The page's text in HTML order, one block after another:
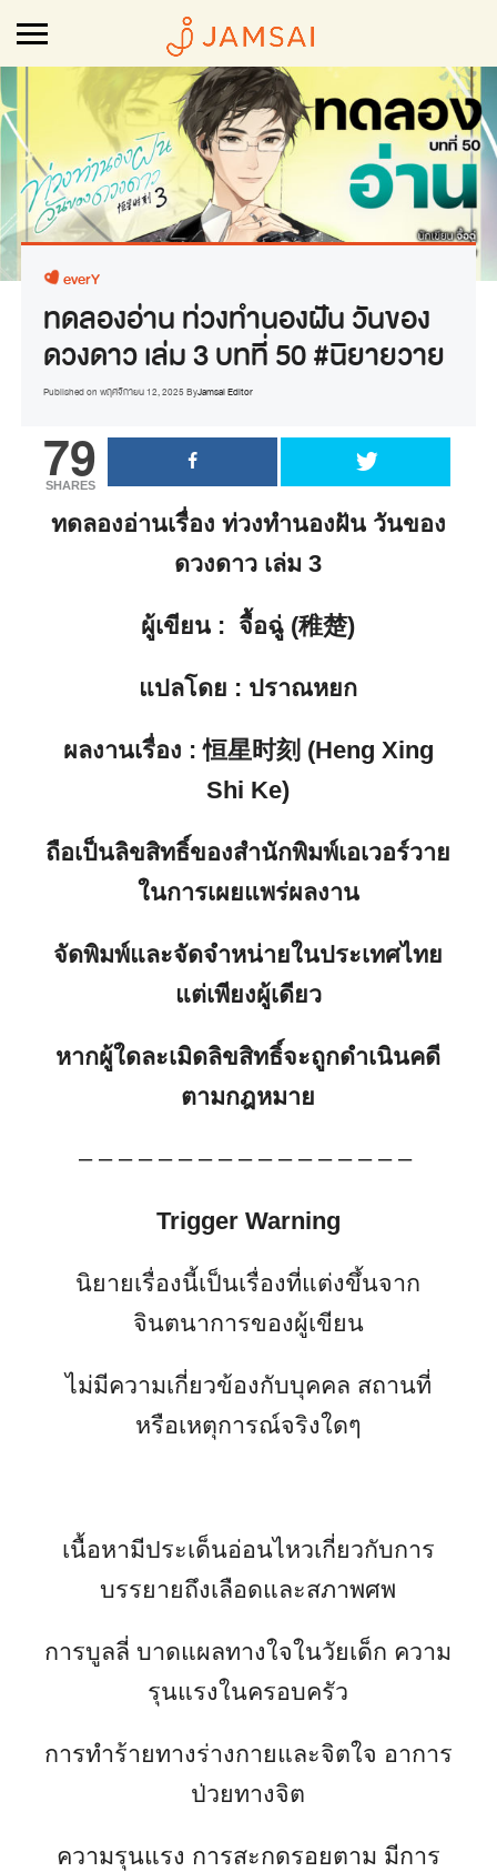
everY
ทดลองอ่าน ท่วงทำนองฝัน วันของ
ดวงดาว เล่ม 3 บทที่ 50 #นิยายวาย
Published on พฤศจิกายน 12, 2025 ByJamsai Editor
79
SHARES
ทดลองอ่านเรื่อง ท่วงทำนองฝัน วันของ
ดวงดาว เล่ม 3
ผู้เขียน : จื้อฉู่ (稚楚)
แปลโดย : ปราณหยก
ผลงานเรื่อง : 恒星时刻 (Heng Xing
Shi Ke)
ถือเป็นลิขสิทธิ์ของสำนักพิมพ์เอเวอร์วาย
ในการเผยแพร่ผลงาน
จัดพิมพ์และจัดจำหน่ายในประเทศไทย
แต่เพียงผู้เดียว
หากผู้ใดละเมิดลิขสิทธิ์จะถูกดำเนินคดี
ตามกฎหมาย
– – – – – – – – – – – – – – – – –
Trigger Warning
นิยายเรื่องนี้เป็นเรื่องที่แต่งขึ้นจาก
จินตนาการของผู้เขียน
ไม่มีความเกี่ยวข้องกับบุคคล สถานที่
หรือเหตุการณ์จริงใดๆ
เนื้อหามีประเด็นอ่อนไหวเกี่ยวกับการ
บรรยายถึงเลือดและสภาพศพ
การบูลลี่ บาดแผลทางใจในวัยเด็ก ความ
รุนแรงในครอบครัว
การทำร้ายทางร่างกายและจิตใจ อาการ
ป่วยทางจิต
ความรุนแรง การสะกดรอยตาม มีการ